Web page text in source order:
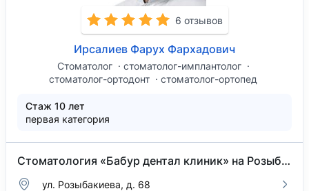
6 отзывов
Ирсалиев Фарух Фархадович
Стоматолог
стоматолог-имплантолог
стоматолог-ортодонт
стоматолог-ортопед
Стаж 10 лет
первая категория
Стоматология «Бабур дентал клиник» на Розыбакиева
ул. Розыбакиева, д. 68